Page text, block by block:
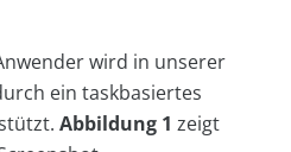
wird in unserer
ein taskbasiertes
Abbildung 1 zeigt